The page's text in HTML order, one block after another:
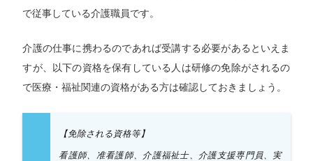
で従事している介護職員です。
介護の仕事に携わるのであれば受講する必要があるといえま
すが、以下の資格を保有している人は研修の免除がされるの
で医療・福祉関連の資格がある方は確認しておきましょう。
【免除される資格等】
看護師、准看護師、介護福祉士、介護支援専門員、実